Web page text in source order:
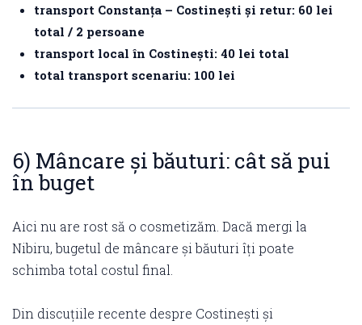
transport Constanța – Costinești și retur: 60 lei
total / 2 persoane
transport local în Costinești: 40 lei total
total transport scenariu: 100 lei
6) Mâncare și băuturi: cât să pui
în buget
Aici nu are rost să o cosmetizăm. Dacă mergi la
Nibiru, bugetul de mâncare și băuturi îți poate
schimba total costul final.
Din discuțiile recente despre Costinești și